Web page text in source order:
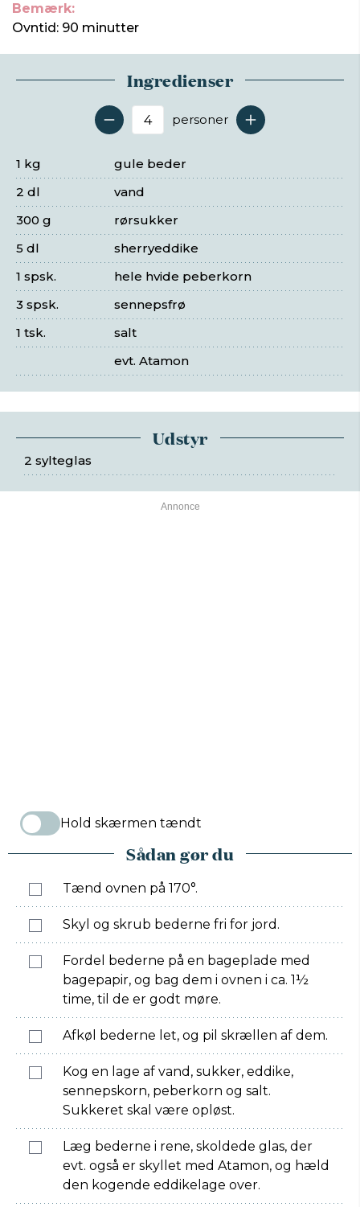
Bemærk:
Ovntid: 90 minutter
Ingredienser
Antal serveringer
personer
gule beder
1 kg
vand
2 dl
rørsukker
300 g
sherryeddike
5 dl
hele hvide peberkorn
1 spsk.
sennepsfrø
3 spsk.
salt
1 tsk.
evt. Atamon
Udstyr
2 sylteglas
Hold skærmen tændt
Sådan gør du
Tænd ovnen på 170°.
Skyl og skrub bederne fri for jord.
Fordel bederne på en bageplade med
bagepapir, og bag dem i ovnen i ca. 1½
time, til de er godt møre.
Afkøl bederne let, og pil skrællen af dem.
Kog en lage af vand, sukker, eddike,
sennepskorn, peberkorn og salt.
Sukkeret skal være opløst.
Læg bederne i rene, skoldede glas, der
evt. også er skyllet med Atamon, og hæld
den kogende eddikelage over.